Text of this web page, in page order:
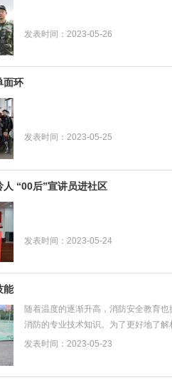
发表时间：2023-05-26
面环
发表时间：2023-05-25
人 “00后”宣讲员进社区
发表时间：2023-05-24
能
随着温度的逐渐升高，消防安全教育
消防的专业技术知识。为了更好地了
看灭火器有没有过期，看压力表指针是
发表时间：2023-05-23